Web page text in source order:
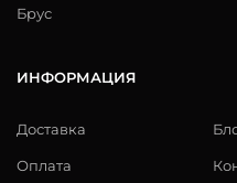
Брус
ИНФОРМАЦИЯ
Доставка
Оплата